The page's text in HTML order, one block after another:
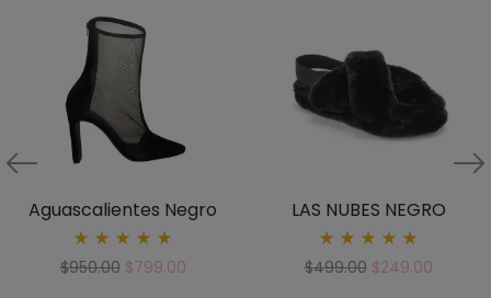
Aguascalientes Negro
5.00
$950.00 $799.00
LAS NUBES NEGRO
5.00
$499.00 $249.00